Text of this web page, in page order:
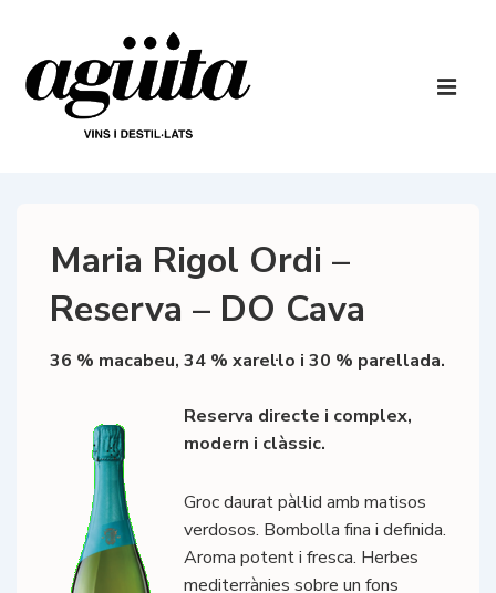
contingut
principal
Maria Rigol Ordi –
Reserva – DO Cava
36 % macabeu, 34 % xarel·lo i 30 % parellada.
Reserva directe i complex,
modern i clàssic.
Groc daurat pàl·lid amb matisos
verdosos. Bombolla fina i definida.
Aroma potent i fresca. Herbes
mediterrànies sobre un fons